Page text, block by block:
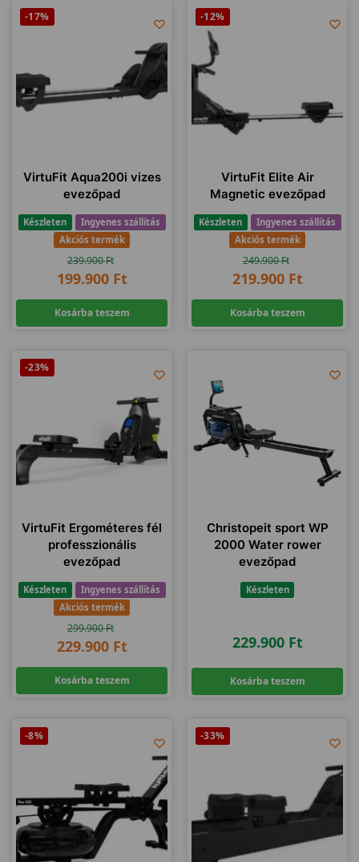
-17%
VirtuFit Aqua200i vizes
evezőpad
Készleten
Ingyenes szállítás
Akciós termék
239.900Ft
199.900 Ft
Kosárba teszem
-12%
VirtuFit Elite Air
Magnetic evezőpad
Készleten
Ingyenes szállítás
Akciós termék
249.900Ft
219.900 Ft
Kosárba teszem
-23%
VirtuFit Ergométeres fél
professzionális
evezőpad
Készleten
Ingyenes szállítás
Akciós termék
299.900Ft
229.900 Ft
Kosárba teszem
Christopeit sport WP
2000 Water rower
evezőpad
Készleten
229.900 Ft
Kosárba teszem
-8% -33%